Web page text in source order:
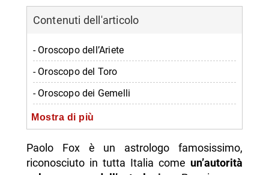
Contenuti dell'articolo
- Oroscopo dell’Ariete
- Oroscopo del Toro
- Oroscopo dei Gemelli
- Oroscopo del Cancro
- Oroscopo della Vergine
Mostra di più
Paolo Fox è un astrologo famosissimo,
riconosciuto in tutta Italia come un’autorità